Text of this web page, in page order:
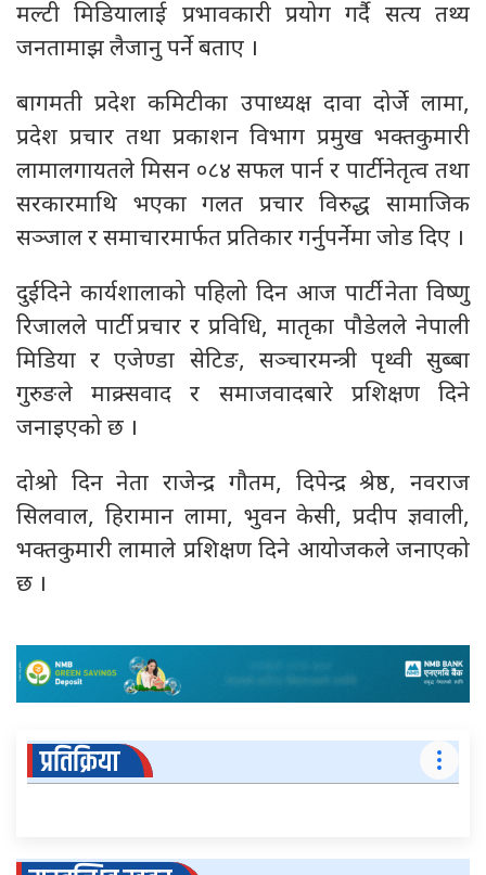
मल्टी मिडियालाई प्रभावकारी प्रयोग गर्दै सत्य तथ्य
जनतामाझ लैजानु पर्ने बताए ।
बागमती प्रदेश कमिटीका उपाध्यक्ष दावा दोर्जे लामा,
प्रदेश प्रचार तथा प्रकाशन विभाग प्रमुख भक्तकुमारी
लामालगायतले मिसन ०८४ सफल पार्न र पार्टी नेतृत्व तथा
सरकारमाथि भएका गलत प्रचार विरुद्ध सामाजिक
सञ्जाल र समाचारमार्फत प्रतिकार गर्नुपर्नेमा जोड दिए ।
दुईदिने कार्यशालाको पहिलो दिन आज पार्टी नेता विष्णु
रिजालले पार्टी प्रचार र प्रविधि, मातृका पौडेलले नेपाली
मिडिया र एजेण्डा सेटिङ, सञ्चारमन्त्री पृथ्वी सुब्बा
गुरुङले माक्र्सवाद र समाजवादबारे प्रशिक्षण दिने
जनाइएको छ ।
दोश्रो दिन नेता राजेन्द्र गौतम, दिपेन्द्र श्रेष्ठ, नवराज
सिलवाल, हिरामान लामा, भुवन केसी, प्रदीप ज्ञवाली,
भक्तकुमारी लामाले प्रशिक्षण दिने आयोजकले जनाएको
छ ।
प्रतिक्रिया